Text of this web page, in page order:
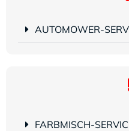
AUTOMOWER-
FARBMISCH-